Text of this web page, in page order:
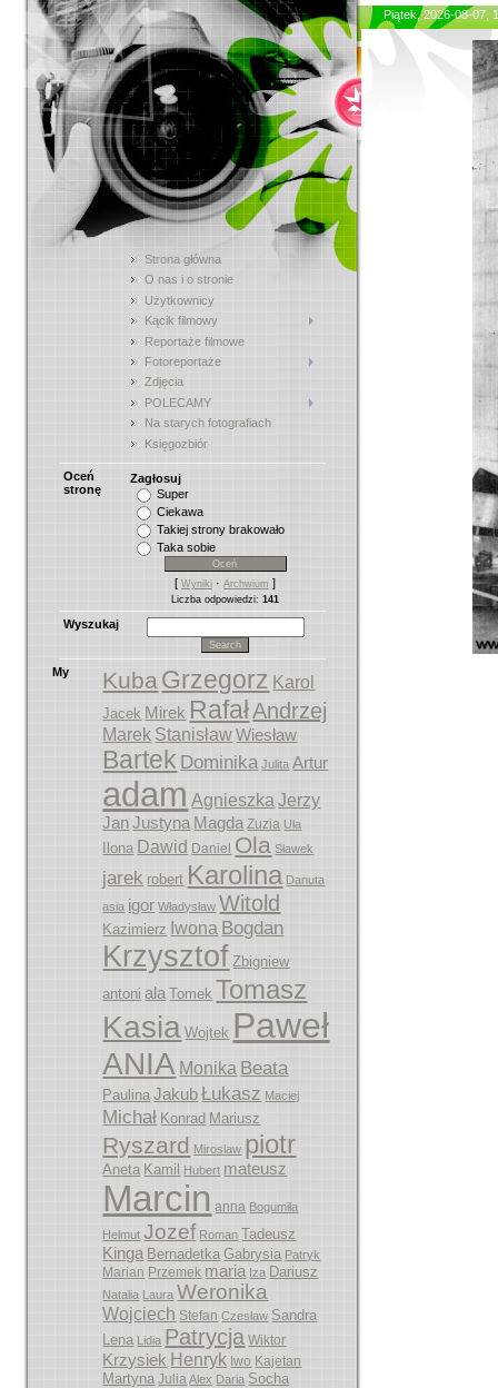
Strona główna
O nas i o stronie
Użytkownicy
Kącik filmowy
Reportaże filmowe
Fotoreportaże
Zdjęcia
POLECAMY
Na starych fotografiach
Księgozbiór
Oceń
stronę
Zagłosuj
Super
Ciekawa
Takiej strony brakowało
Taka sobie
[ Wyniki · Archwium ]
Liczba odpowiedzi: 141
Wyszukaj
My KubaGrzegorz Karol
Jacek Mirek RafałAndrzej
Marek Stanisław Wiesław
Bartek Dominika Julita Artur
adam Agnieszka Jerzy
Jan Justyna Magda Zuzia Ula
Ilona Dawid Daniel Ola Sławek
jarek robert Karolina Danuta
asia igor Władysław Witold
Kazimierz Iwona Bogdan
Krzysztof Zbigniew
antoni ala Tomek Tomasz
Kasia Wojtek Paweł
ANIA Monika Beata
Paulina Jakub Łukasz Maciej
Michał Konrad Mariusz
Ryszard Miroslaw piotr
Aneta Kamil Hubert mateusz
Marcin anna Bogumiła
Helmut Jozef Roman Tadeusz
Kinga Bernadetka Gabrysia Patryk
Marian Przemek maria Iza Dariusz
Natalia Laura Weronika
Wojciech Stefan Czesław Sandra
Lena Lidia Patrycja Wiktor
Krzysiek Henryk Iwo Kajetan
Martyna Julia Alex Daria Socha
Piątek, 2026-08-07,